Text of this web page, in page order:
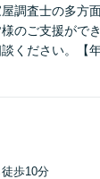
屋調査士の多
のご支援がで
ください。【年
歩10分